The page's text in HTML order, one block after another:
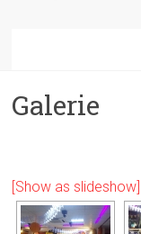
Galerie
[Show as slideshow]